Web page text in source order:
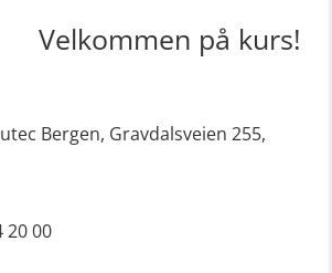
FF1200 repetisjon
FF1200 repetisjon
Sliskelivbåt grunnkurs
(OSEBLE006)
Mann-Over-Bord
for
uten fartstid 66 t
for
Velkommen på kurs!
Bergen, Gravdalsveien 255,
20 00